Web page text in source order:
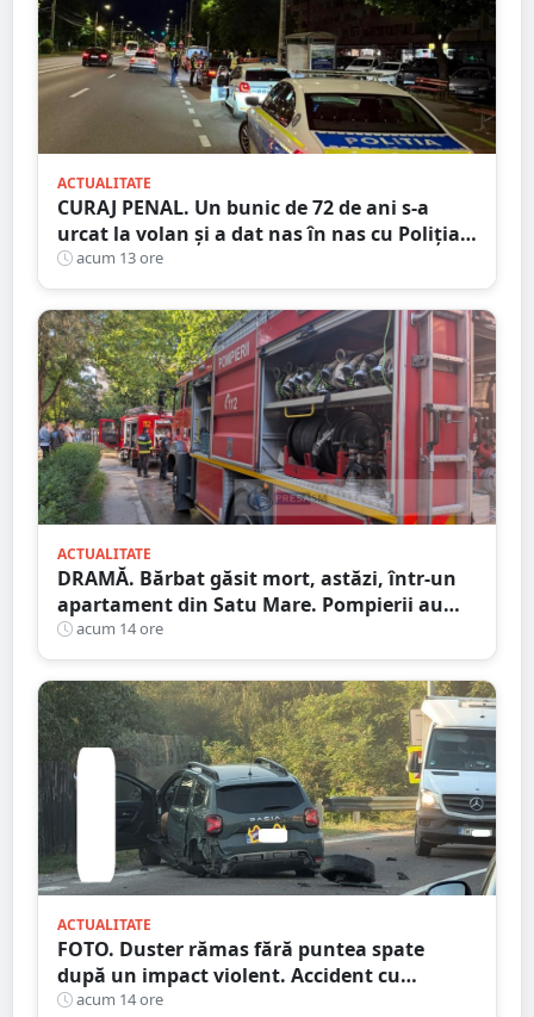
ACTUALITATE
CURAJ PENAL. Un bunic de 72 de ani s-a
urcat la volan și a dat nas în nas cu Poliția
Satu Mare
acum 13 ore
ACTUALITATE
DRAMĂ. Bărbat găsit mort, astăzi, într-un
apartament din Satu Mare. Pompierii au
spart ușa
acum 14 ore
ACTUALITATE
FOTO. Duster rămas fără puntea spate
după un impact violent. Accident cu
implicarea unei mașini din Satu Mare
acum 14 ore